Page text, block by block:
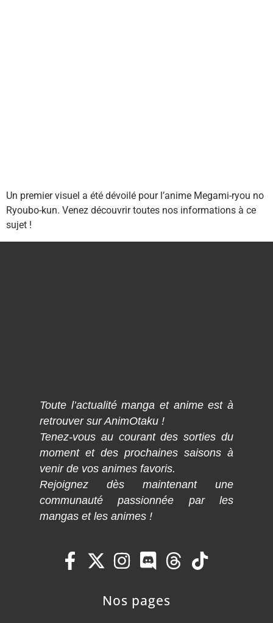
Un premier visuel a été dévoilé pour l’anime Megami-ryou no
Ryoubo-kun. Venez découvrir toutes nos informations à ce
sujet !
Toute l’actualité manga et anime est à
retrouver sur AnimOtaku !
Tenez-vous au courant des sorties du
moment et des prochaines saisons à
venir de vos animes favoris.
Rejoignez dès maintenant une
communauté passionnée par les
mangas et les animes !
Nos pages